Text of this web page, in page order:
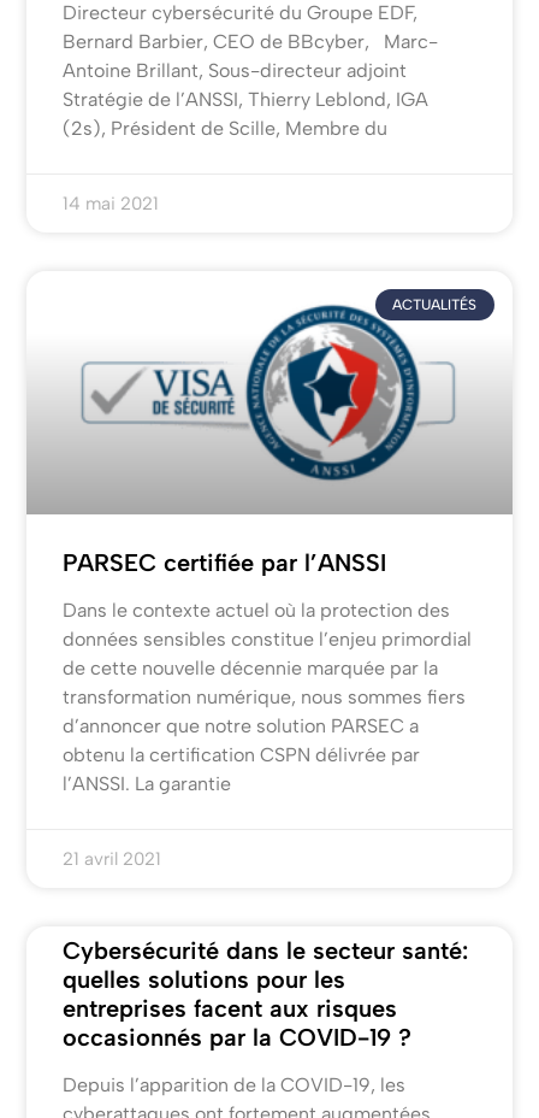
Directeur cybersécurité du Groupe EDF,
Bernard Barbier, CEO de BBcyber, Marc-
Antoine Brillant, Sous-directeur adjoint
Stratégie de l’ANSSI, Thierry Leblond, IGA
(2s), Président de Scille, Membre du
14 mai 2021
ACTUALITÉS
PARSEC certifiée par l’ANSSI
Dans le contexte actuel où la protection des
données sensibles constitue l’enjeu primordial
de cette nouvelle décennie marquée par la
transformation numérique, nous sommes fiers
d’annoncer que notre solution PARSEC a
obtenu la certification CSPN délivrée par
l’ANSSI. La garantie
21 avril 2021
Cybersécurité dans le secteur santé:
quelles solutions pour les
entreprises facent aux risques
occasionnés par la COVID-19 ?
Depuis l’apparition de la COVID-19, les
cyberattaques ont fortement augmentées